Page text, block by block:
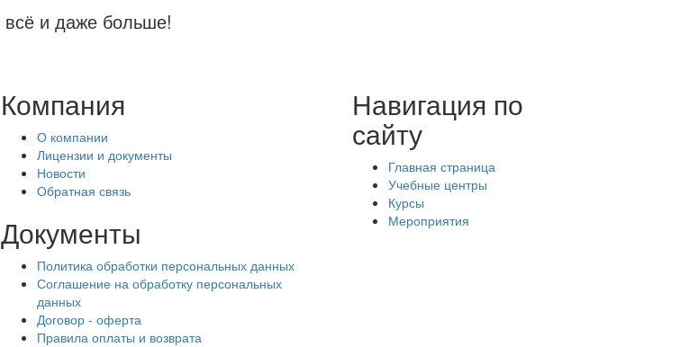
всё и даже больше!
Компания
О компании
Лицензии и документы
Новости
Обратная связь
Документы
Политика обработки персональных данных
Соглашение на обработку персональных
данных
Договор - оферта
Правила оплаты и возврата
Навигация по
сайту
Главная страница
Учебные центры
Курсы
Мероприятия